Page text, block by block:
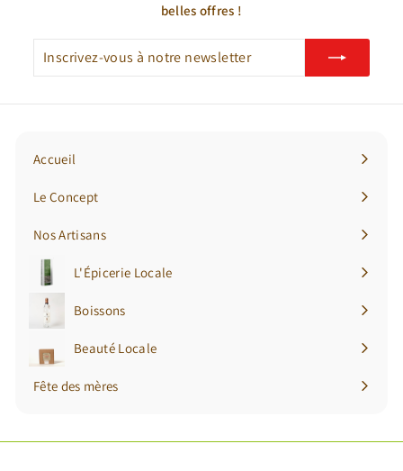
belles offres !
vous
notre
Accueil
Le Concept
Nos Artisans
L'Épicerie Locale
Ouvrir
menu
Boissons
Ouvrir
menu
Beauté Locale
Ouvrir
menu
Fête des mères